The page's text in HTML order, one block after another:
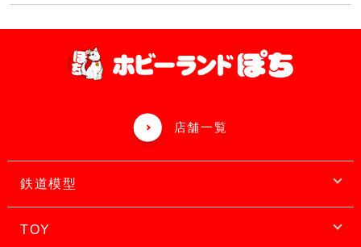
店舗一覧
鉄道模型
TOY